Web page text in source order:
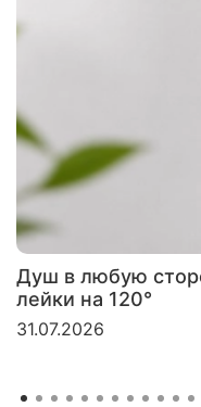
Душ в любую
лейки на 120°
31.07.2026